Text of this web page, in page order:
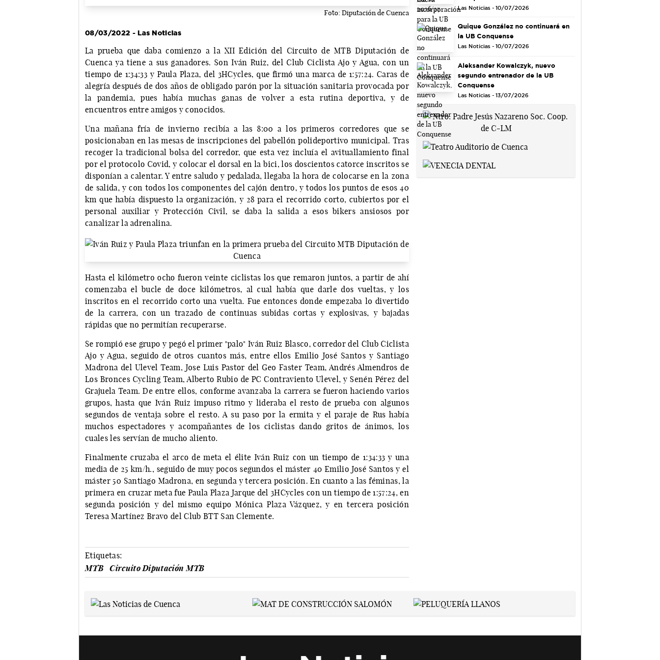
Foto: Diputación de Cuenca
08/03/2022 - Las Noticias
La prueba que daba comienzo a la XII Edición del Circuito de MTB Diputación de
Cuenca ya tiene a sus ganadores. Son Iván Ruiz, del Club Ciclista Ajo y Agua, con un
tiempo de 1:34:33 y Paula Plaza, del 3HCycles, que firmó una marca de 1:57:24. Caras de
alegría después de dos años de obligado parón por la situación sanitaria provocada por
la pandemia, pues había muchas ganas de volver a esta rutina deportiva, y de
encuentros entre amigos y conocidos.
Una mañana fría de invierno recibía a las 8:00 a los primeros corredores que se
posicionaban en las mesas de inscripciones del pabellón polideportivo municipal. Tras
recoger la tradicional bolsa del corredor, que esta vez incluía el avituallamiento final
por el protocolo Covid, y colocar el dorsal en la bici, los doscientos catorce inscritos se
disponían a calentar. Y entre saludo y pedalada, llegaba la hora de colocarse en la zona
de salida, y con todos los componentes del cajón dentro, y todos los puntos de esos 40
km que había dispuesto la organización, y 28 para el recorrido corto, cubiertos por el
personal auxiliar y Protección Civil, se daba la salida a esos bikers ansiosos por
canalizar la adrenalina.
Hasta el kilómetro ocho fueron veinte ciclistas los que remaron juntos, a partir de ahí
comenzaba el bucle de doce kilómetros, al cual había que darle dos vueltas, y los
inscritos en el recorrido corto una vuelta. Fue entonces donde empezaba lo divertido
de la carrera, con un trazado de continuas subidas cortas y explosivas, y bajadas
rápidas que no permitían recuperarse.
Se rompió ese grupo y pegó el primer "palo" Iván Ruiz Blasco, corredor del Club Ciclista
Ajo y Agua, seguido de otros cuantos más, entre ellos Emilio José Santos y Santiago
Madrona del Ulevel Team, Jose Luis Pastor del Geo Faster Team, Andrés Almendros de
Los Bronces Cycling Team, Alberto Rubio de PC Contraviento Ulevel, y Senén Pérez del
Grajuela Team. De entre ellos, conforme avanzaba la carrera se fueron haciendo varios
grupos, hasta que Iván Ruiz impuso ritmo y lideraba el resto de prueba con algunos
segundos de ventaja sobre el resto. A su paso por la ermita y el paraje de Rus había
muchos espectadores y acompañantes de los ciclistas dando gritos de ánimos, los
cuales les servían de mucho aliento.
Finalmente cruzaba el arco de meta el élite Iván Ruiz con un tiempo de 1:34:33 y una
media de 25 km/h., seguido de muy pocos segundos el máster 40 Emilio José Santos y el
máster 50 Santiago Madrona, en segunda y tercera posición. En cuanto a las féminas, la
primera en cruzar meta fue Paula Plaza Jarque del 3HCycles con un tiempo de 1:57:24, en
segunda posición y del mismo equipo Mónica Plaza Vázquez, y en tercera posición
Teresa Martínez Bravo del Club BTT San Clemente.
Etiquetas:
MTB
Circuito Diputación MTB
Las Noticias - 10/07/2026
Quique González no continuará en
la UB Conquense
Las Noticias - 10/07/2026
Aleksander Kowalczyk, nuevo
segundo entrenador de la UB
Conquense
Las Noticias - 13/07/2026